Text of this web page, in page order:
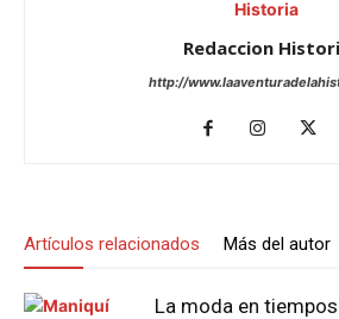
Redaccion
http://
Artículos relacionados Más del autor
La moda en